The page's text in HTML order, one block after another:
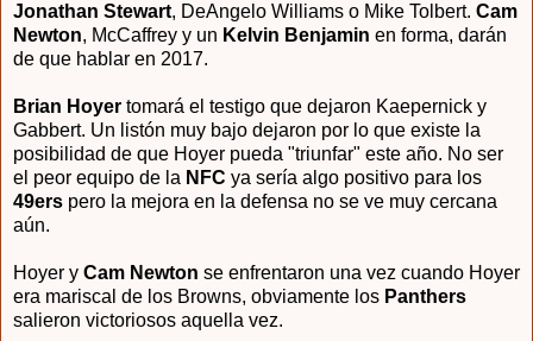
Jonathan Stewart, DeAngelo Williams o Mike Tolbert. Cam
Newton, McCaffrey y un Kelvin Benjamin en forma, darán
de que hablar en 2017.
Brian Hoyer tomará el testigo que dejaron Kaepernick y
Gabbert. Un listón muy bajo dejaron por lo que existe la
posibilidad de que Hoyer pueda "triunfar" este año. No ser
el peor equipo de la NFC ya sería algo positivo para los
49ers pero la mejora en la defensa no se ve muy cercana
aún.
Hoyer y Cam Newton se enfrentaron una vez cuando Hoyer
era mariscal de los Browns, obviamente los Panthers
salieron victoriosos aquella vez.